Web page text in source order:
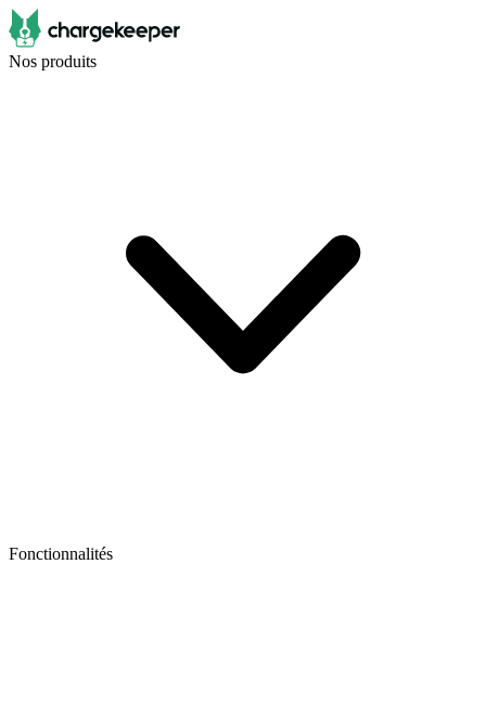
Nos produits
Fonctionnalités